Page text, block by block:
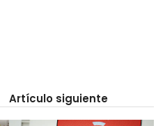
Artículo siguiente